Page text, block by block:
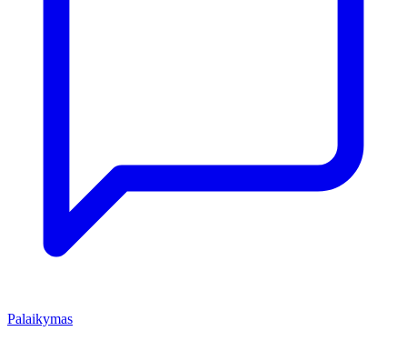
Palaikymas